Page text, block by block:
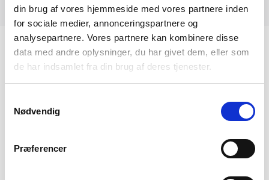
din brug af vores hjemmeside med vores partnere inden
for sociale medier, annonceringspartnere og
analysepartnere. Vores partnere kan kombinere disse
data med andre oplysninger, du har givet dem, eller som
de har indsamlet fra din brug af deres tjenester.
Nødvendig
Præferencer
Rejsekalender
Schweiz - Bernina Express - ad verdens stejleste jernbanespor